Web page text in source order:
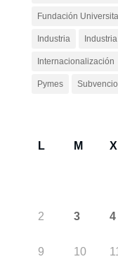
Fundación
Industria
Internacionalización
Pymes
L M X
2 3 4
9 10 11